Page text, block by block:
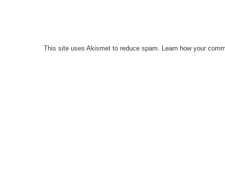
This site uses Akismet to reduce spam. Learn how your